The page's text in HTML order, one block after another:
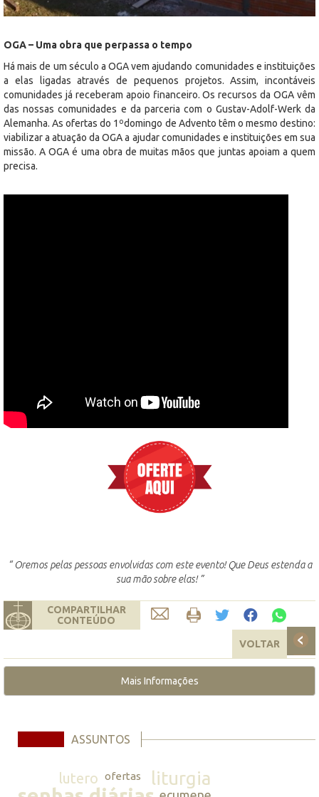
OGA – Uma obra que perpassa o tempo
Há mais de um século a OGA vem ajudando comunidades e instituições
a elas ligadas através de pequenos projetos. Assim, incontáveis
comunidades já receberam apoio financeiro. Os recursos da OGA vêm
das nossas comunidades e da parceria com o Gustav-Adolf-Werk da
Alemanha. As ofertas do 1ºdomingo de Advento têm o mesmo destino:
viabilizar a atuação da OGA a ajudar comunidades e instituições em sua
missão. A OGA é uma obra de muitas mãos que juntas apoiam a quem
precisa.
“ Oremos pelas pessoas envolvidas com este evento! Que Deus estenda a
sua mão sobre elas! ”
COMPARTILHAR
CONTEÚDO
VOLTAR
Mais Informações
ASSUNTOS
lutero ofertas liturgia